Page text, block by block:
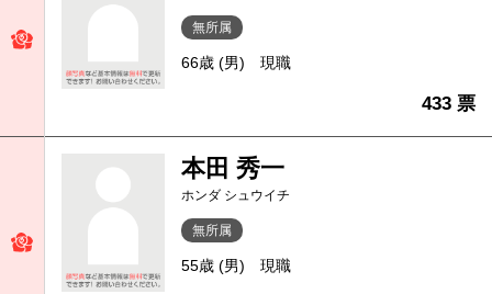
無所属
66歳 (男) 現職
433 票
本田 秀一
ホンダ シュウイチ
無所属
55歳 (男) 現職